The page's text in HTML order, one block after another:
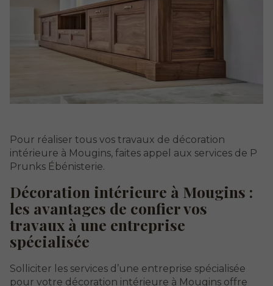
Pour réaliser tous vos travaux de décoration
intérieure à Mougins, faites appel aux services de P
Prunks Ébénisterie.
Décoration intérieure à Mougins :
les avantages de confier vos
travaux à une entreprise
spécialisée
Solliciter les services d’une entreprise spécialisée
pour votre décoration intérieure à Mougins offre